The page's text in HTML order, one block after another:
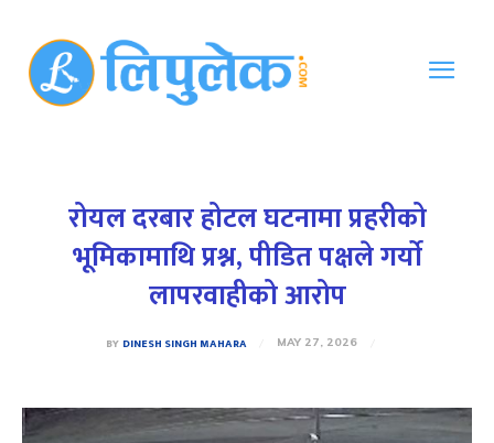
रोयल दरबार होटल घटनामा प्रहरीको
भूमिकामाथि प्रश्न, पीडित पक्षले गर्याे
लापरवाहीको आरोप
BY DINESH SINGH MAHARA MAY 27, 2026